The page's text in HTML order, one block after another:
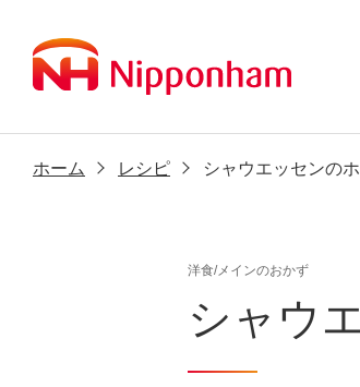
ホーム レシピ シャウエッセンの
洋食/メインのおかず
シャウ